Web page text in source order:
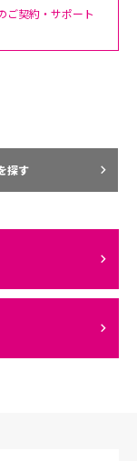
ご契約・サポート
探す